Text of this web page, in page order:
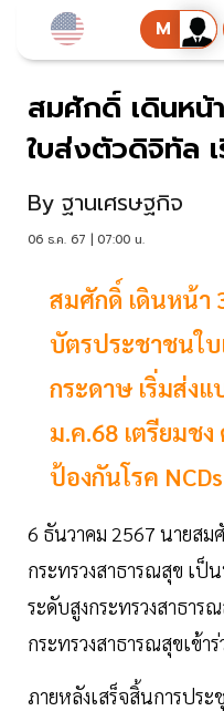
สมศักดิ์ เดินหน้
ใบส่งตัวดิจิทัล
By ฐานเศรษฐกิจ
06 ธ.ค. 67 | 07:00 น.
สมศักดิ์ เดินหน้า
บัตรประชาชนใบ
กระดาษ เริ่มส่ง
ม.ค.68 เตรียมช
ป้องกันโรค
6 ธันวาคม 2567 นายสม
กระทรวงสาธารณสุข เป็
ระดับสูงกระทรวงสาธาร
กระทรวงสาธารณสุขเข้า
ภายหลังเสร็จสิ้นการปร